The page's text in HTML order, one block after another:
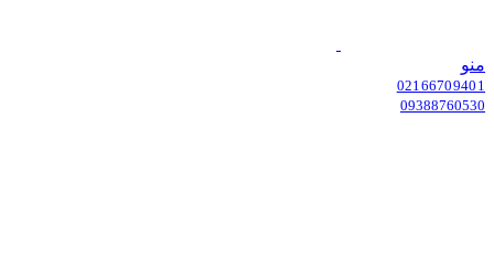
منو
02166709401
09388760530